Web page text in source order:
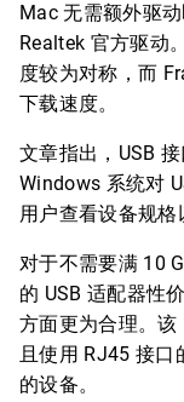
Mac 无需额外驱
Realtek 官方驱动
度较为对称，而
下载速度。
文章指出，USB
Windows 系统对
用户查看设备规格
对于不需要满 10
的 USB 适配器性
方面更为合理。该
且使用 RJ45 接
的设备。